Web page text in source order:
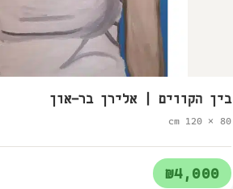
בין הקווים | אלירן בר-און
80 × 120 cm
₪4,000